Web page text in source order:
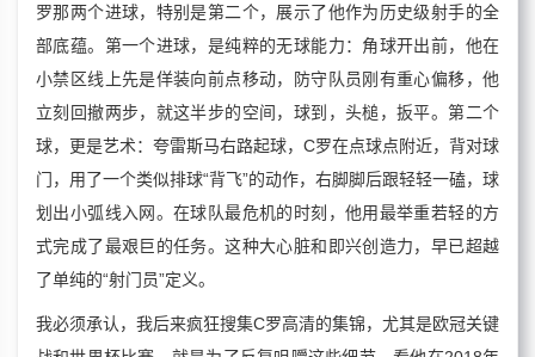
罗那两个进球，特别是第二个，展示了他作为历史级射手的全
部底蕴。第一个进球，是纯粹的无球能力：角球开出前，他在
小禁区线上先是佯装向前点移动，防守队员刚有重心偏移，他
立刻回撤两步，就这半步的空间，球到，头槌，扳平。第二个
球，更是艺术：夸雷斯马右路起球，C罗在点球点附近，背对球
门，用了一个类似排球“背飞”的动作，右脚脚后跟轻轻一磕，球
划出小弧线入网。在球队最危机的时刻，他用最举重若轻的方
式完成了最艰巨的任务。这种大心脏和即兴创造力，早已超越
了单纯的“射门员”定义。
我必须承认，我后来疯狂搜集C罗高清的集锦，尤其是欧冠关键